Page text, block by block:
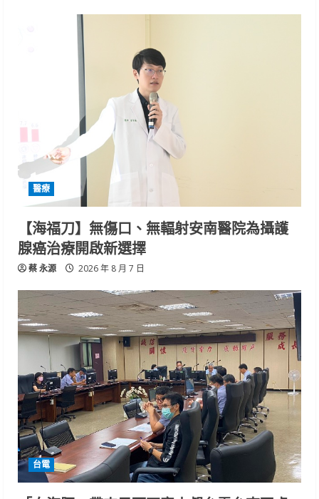
醫療
【海福刀】無傷口、無輻射安南醫院為攝護
腺癌治療開啟新選擇
蔡 永源 2026 年 8 月 7 日
台電